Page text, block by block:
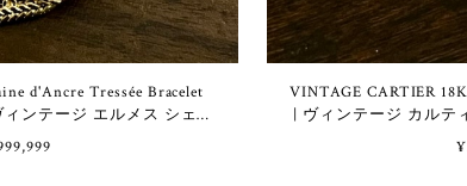
d'Ancre Tressée Bracelet
ンテージ エルメス シェー
レット TGM 11コマ 18K ゴ
ド
VINTAGE CARTIER
| ヴィンテージ カルテ
イド チ